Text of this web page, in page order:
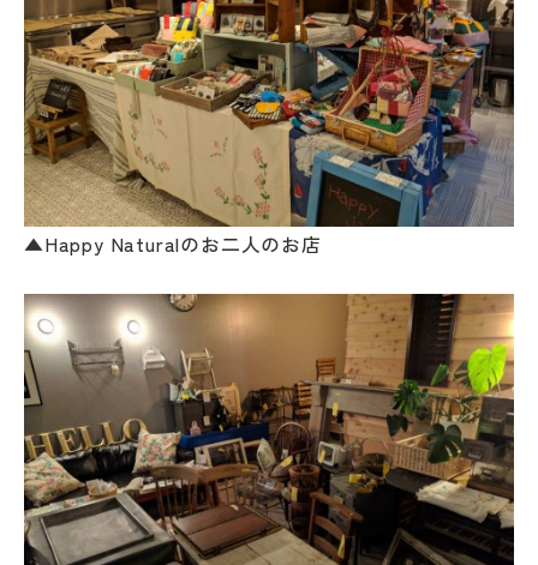
▲Happy Naturalのお二人のお店